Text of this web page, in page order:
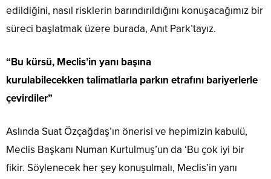
edildiğini, nasıl risklerin barındırıldığını konuşacağımız bir
süreci başlatmak üzere burada, Anıt Park’tayız.
“Bu kürsü, Meclis’in yanı başına
kurulabilecekken talimatlarla parkın etrafını bariyerlerle
çevirdiler”
Aslında Suat Özçağdaş’ın önerisi ve hepimizin kabulü,
Meclis Başkanı Numan Kurtulmuş’un da ‘Bu çok iyi bir
fikir. Söylenecek her şey konuşulmalı, Meclis’in yanı